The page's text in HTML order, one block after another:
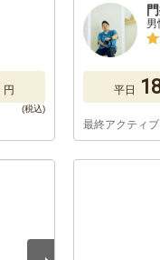
円 平日
最終アクティ